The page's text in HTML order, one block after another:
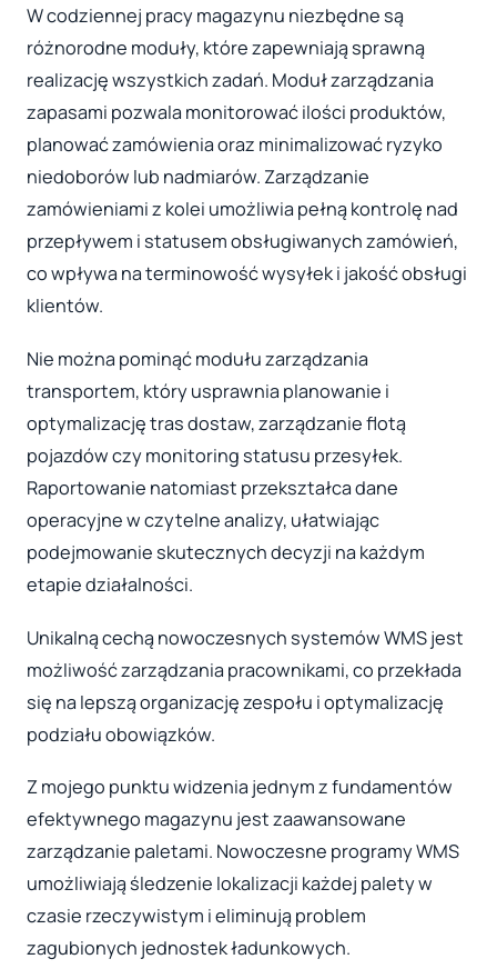
W codziennej pracy magazynu niezbędne są
różnorodne moduły, które zapewniają sprawną
realizację wszystkich zadań. Moduł zarządzania
zapasami pozwala monitorować ilości produktów,
planować zamówienia oraz minimalizować ryzyko
niedoborów lub nadmiarów. Zarządzanie
zamówieniami z kolei umożliwia pełną kontrolę nad
przepływem i statusem obsługiwanych zamówień,
co wpływa na terminowość wysyłek i jakość obsługi
klientów.
Nie można pominąć modułu zarządzania
transportem, który usprawnia planowanie i
optymalizację tras dostaw, zarządzanie flotą
pojazdów czy monitoring statusu przesyłek.
Raportowanie natomiast przekształca dane
operacyjne w czytelne analizy, ułatwiając
podejmowanie skutecznych decyzji na każdym
etapie działalności.
Unikalną cechą nowoczesnych systemów WMS jest
możliwość zarządzania pracownikami, co przekłada
się na lepszą organizację zespołu i optymalizację
podziału obowiązków.
Z mojego punktu widzenia jednym z fundamentów
efektywnego magazynu jest zaawansowane
zarządzanie paletami. Nowoczesne programy WMS
umożliwiają śledzenie lokalizacji każdej palety w
czasie rzeczywistym i eliminują problem
zagubionych jednostek ładunkowych.